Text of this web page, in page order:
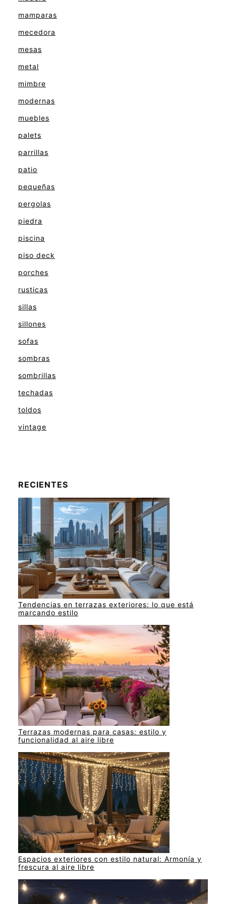
mamparas
mecedora
mesas
metal
mimbre
modernas
muebles
palets
parrillas
patio
pequeñas
pergolas
piedra
piscina
piso deck
porches
rusticas
sillas
sillones
sofas
sombras
sombrillas
techadas
toldos
vintage
RECIENTES
Tendencias en terrazas exteriores: lo que está
marcando estilo
Terrazas modernas para casas: estilo y
funcionalidad al aire libre
Espacios exteriores con estilo natural: Armonía y
frescura al aire libre